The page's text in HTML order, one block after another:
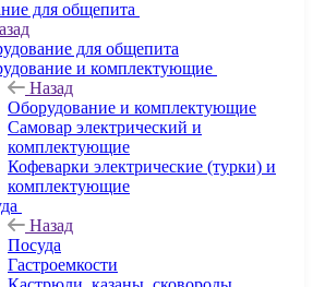
для общепита
для общепита
и комплектующие
Назад
Оборудование и комплектующие
Самовар электрический и
комплектующие
Кофеварки электрические (турки) и
комплектующие
Назад
Посуда
Гастроемкости